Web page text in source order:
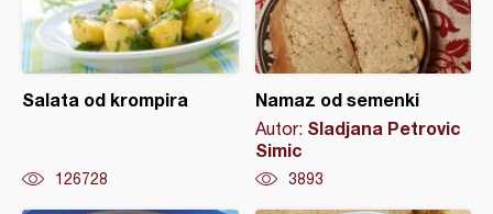
Salata od krompira
126728
Namaz od semenki
Autor: Sladjana Petrovic
Simic
3893